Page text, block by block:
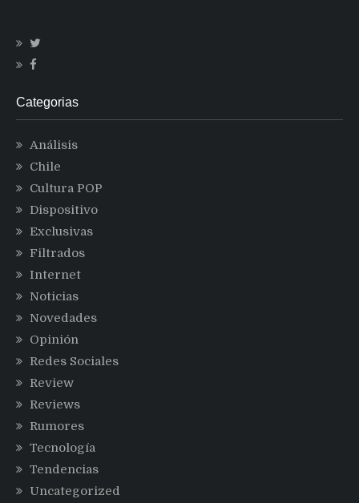
Categorias
Análisis
Chile
Cultura POP
Dispositivo
Exclusivas
Filtrados
Internet
Noticias
Novedades
Opinión
Redes Sociales
Review
Reviews
Rumores
Tecnología
Tendencias
Uncategorized